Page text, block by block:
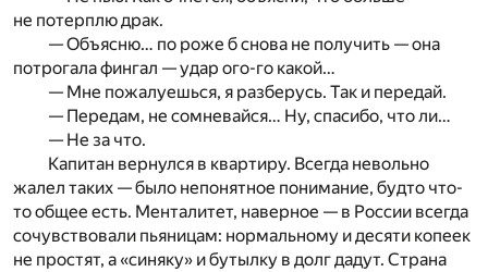
не потерплю драк.
— Объясню… по роже б снова не получить — она
потрогала фингал — удар ого-го какой…
— Мне пожалуешься, я разберусь. Так и передай.
— Передам, не сомневайся… Ну, спасибо, что ли…
— Не за что.
Капитан вернулся в квартиру. Всегда невольно
жалел таких — было непонятное понимание, будто что-
то общее есть. Менталитет, наверное — в России всегда
сочувствовали пьяницам: нормальному и десяти копеек
не простят, а «синяку» и бутылку в долг дадут. Страна